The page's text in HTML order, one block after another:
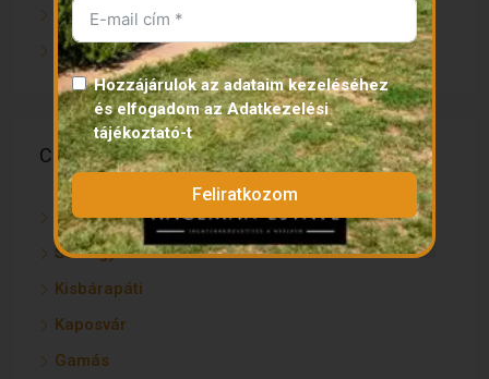
Lakás
Üzlethelyiség
Cities
Igal
Somogyacsa
Kisbárapáti
Kaposvár
Gamás
Hozzájárulok az adataim kezeléséhez
és elfogadom azAdatkezelési
tájékoztató-t
Feliratkozom